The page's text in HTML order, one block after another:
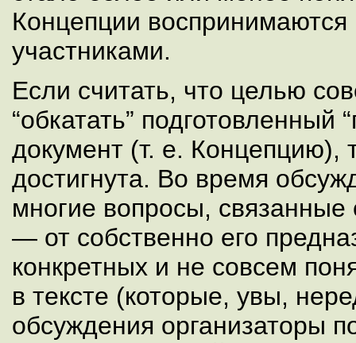
Концепции
участниками.
Если считать, что целью
“обкатать” подготовленный
документ (т. е. Концепцию),
достигнута. Во время
многие вопросы,
— от собственно его
конкретных и не совсем
в тексте (которые, увы,
обсуждения организаторы